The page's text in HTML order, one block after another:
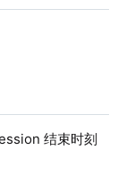
结束时刻